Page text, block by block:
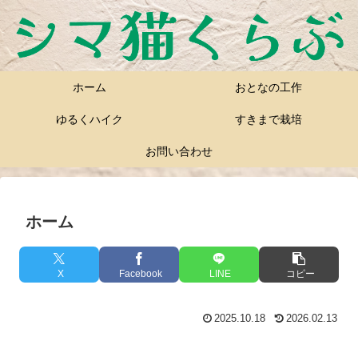
ホーム おとなの工作
ゆるくハイク すきまで栽培
お問い合わせ
ホーム
X Facebook LINE コピー
2025.10.18 2026.02.13